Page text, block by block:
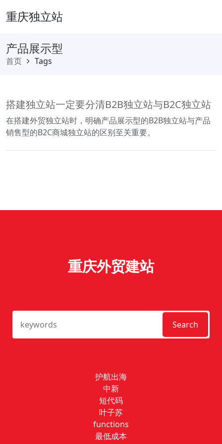
重庆独立站
产品展示型
首页 Tags
搭建独立站一定要分清B2B独立站与B2C独立站
在搭建外贸独立站时，明确产品展示型的B2B独立站与产品
销售型的B2C商城独立站的区别至关重要。
重庆外贸建站
Search
护航出海
中新
短代码
叶子苏
functions
最低成本